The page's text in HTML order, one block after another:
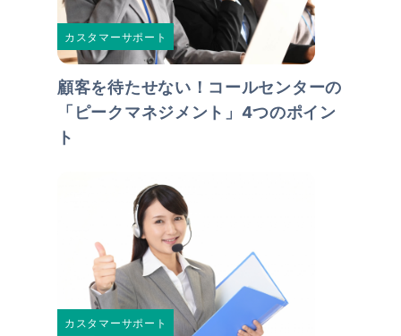
カスタマーサポート
顧客を待たせない！コールセンターの
「ピークマネジメント」4つのポイン
ト
カスタマーサポート